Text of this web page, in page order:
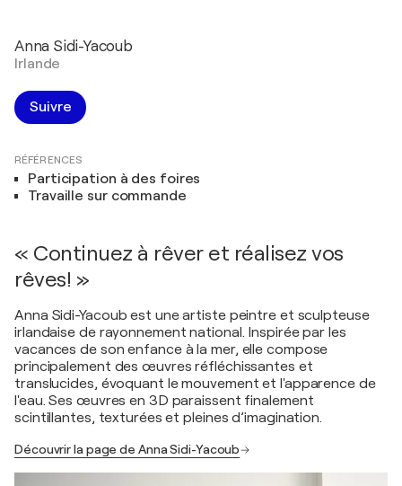
Anna Sidi-Yacoub
Irlande
Suivre
RÉFÉRENCES
Participation à des foires
Travaille sur commande
« Continuez à rêver et réalisez vos
rêves! »
Anna Sidi-Yacoub est une artiste peintre et sculpteuse
irlandaise de rayonnement national. Inspirée par les
vacances de son enfance à la mer, elle compose
principalement des œuvres réfléchissantes et
translucides, évoquant le mouvement et l'apparence de
l'eau. Ses œuvres en 3D paraissent finalement
scintillantes, texturées et pleines d’imagination.
Découvrir la page de Anna Sidi-Yacoub